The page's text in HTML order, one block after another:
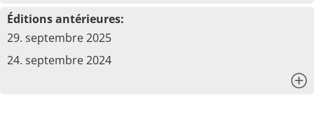
Éditions antérieures:
29. septembre 2025
24. septembre 2024